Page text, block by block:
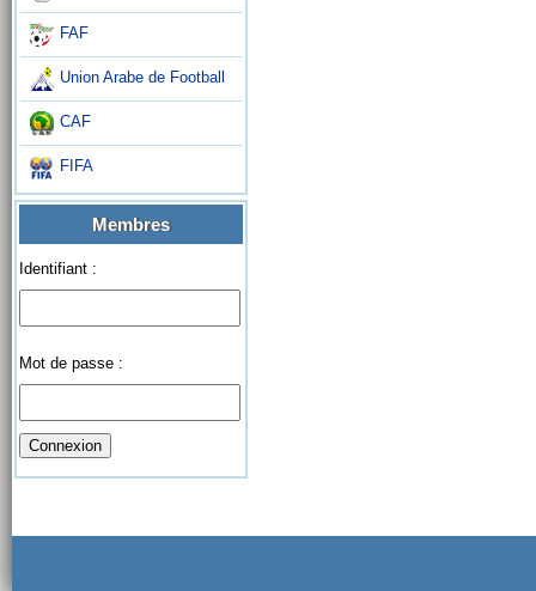
FAF
Union Arabe de Football
CAF
FIFA
Membres
Identifiant :
Mot de passe :